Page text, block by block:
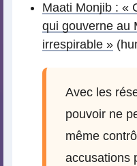
Maati Monjib : «
qui gouverne au
irrespirable »
Avec les
pouvoir ne
même
accusations